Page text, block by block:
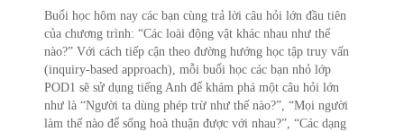
Buổi học hôm nay các bạn cùng trả lời câu hỏi lớn đầu tiên
của chương trình: “Các loài động vật khác nhau như thế
nào?” Với cách tiếp cận theo đường hướng học tập truy vấn
(inquiry-based approach), mỗi buổi học các bạn nhỏ lớp
POD1 sẽ sử dụng tiếng Anh để khám phá một câu hỏi lớn
như là “Người ta dùng phép trừ như thế nào?”, “Mọi người
làm thế nào để sống hoà thuận được với nhau?”, “Các dạng